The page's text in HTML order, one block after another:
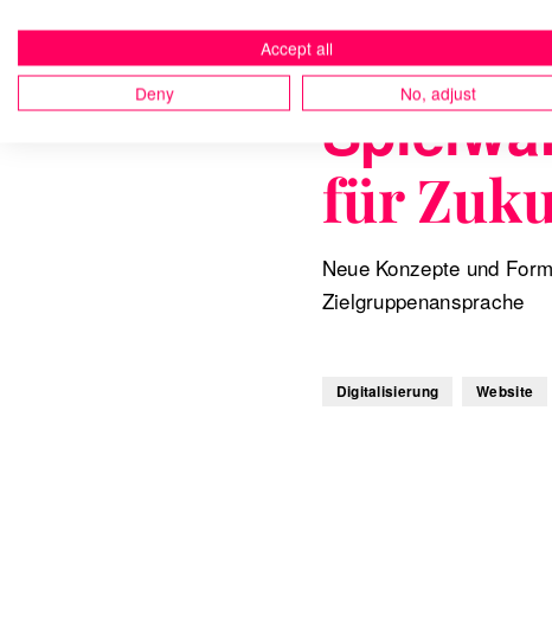
Fork
für
Neue Konzepte und
Zielgruppenansprache
Digitalisierung Website
Accept all
Deny
No, adjust